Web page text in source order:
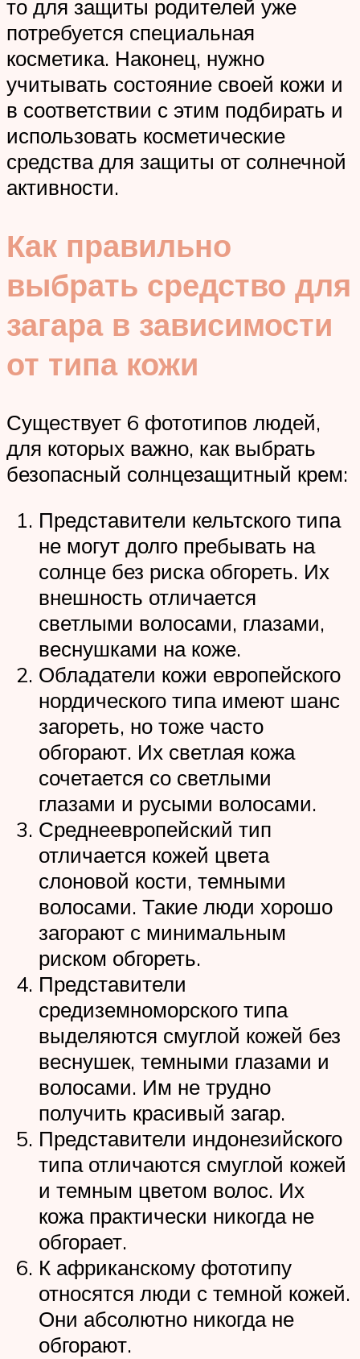
то для защиты родителей уже
потребуется специальная
косметика. Наконец, нужно
учитывать состояние своей кожи и
в соответствии с этим подбирать и
использовать косметические
средства для защиты от солнечной
активности.
Как правильно
выбрать средство для
загара в зависимости
от типа кожи
Существует 6 фототипов людей,
для которых важно, как выбрать
безопасный солнцезащитный крем:
Представители кельтского типа
не могут долго пребывать на
солнце без риска обгореть. Их
внешность отличается
светлыми волосами, глазами,
веснушками на коже.
Обладатели кожи европейского
нордического типа имеют шанс
загореть, но тоже часто
обгорают. Их светлая кожа
сочетается со светлыми
глазами и русыми волосами.
Среднеевропейский тип
отличается кожей цвета
слоновой кости, темными
волосами. Такие люди хорошо
загорают с минимальным
риском обгореть.
Представители
средиземноморского типа
выделяются смуглой кожей без
веснушек, темными глазами и
волосами. Им не трудно
получить красивый загар.
Представители индонезийского
типа отличаются смуглой кожей
и темным цветом волос. Их
кожа практически никогда не
обгорает.
К африканскому фототипу
относятся люди с темной кожей.
Они абсолютно никогда не
обгорают.